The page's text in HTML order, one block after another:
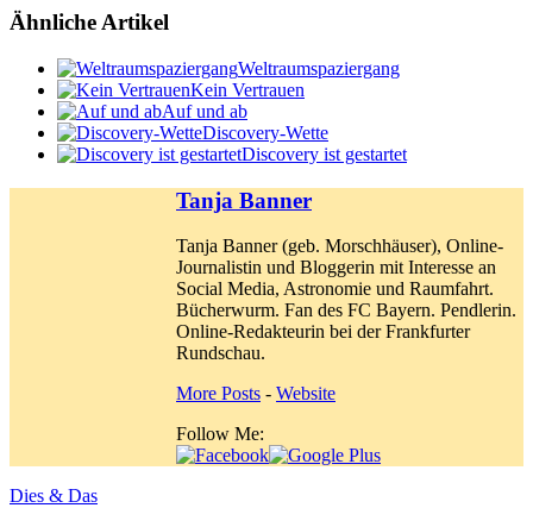
Ähnliche Artikel
Weltraumspaziergang
Kein Vertrauen
Auf und ab
Discovery-Wette
Discovery ist gestartet
Tanja Banner
Tanja Banner (geb. Morschhäuser), Online-
Journalistin und Bloggerin mit Interesse an
Social Media, Astronomie und Raumfahrt.
Bücherwurm. Fan des FC Bayern. Pendlerin.
Online-Redakteurin bei der Frankfurter
Rundschau.
More Posts - Website
Follow Me:
Dies & Das